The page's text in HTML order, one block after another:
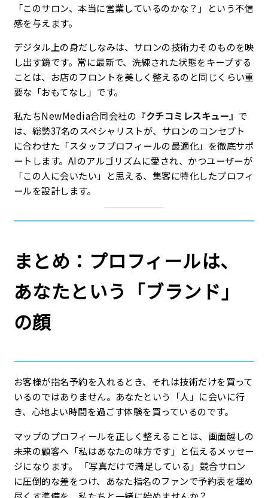
「このサロン、本当に営業しているのかな？」という不信
感を与えます。
デジタル上の身だしなみは、サロンの技術力そのものを映
し出す鏡です。常に最新で、洗練された状態をキープする
ことは、お店のフロントを美しく整えるのと同じくらい重
要な「おもてなし」です。
私たちNewMedia合同会社の『クチコミレスキュー』で
は、総勢37名のスペシャリストが、サロンのコンセプト
に合わせた「スタッフプロフィールの最適化」を徹底サポ
ートします。AIのアルゴリズムに愛され、かつユーザーが
「この人に会いたい」と思える、集客に特化したプロフィ
ールを設計します。
まとめ：プロフィールは、
あなたという「ブランド」
の顔
お客様が指名予約を入れるとき、それは技術だけを買って
いるのではありません。あなたという「人」に会いに行
き、心地よい時間を過ごす体験を買っているのです。
マップのプロフィールを正しく整えることは、画面越しの
未来の顧客へ「私はあなたの味方です」と伝えるメッセー
ジになります。 「写真だけで満足している」競合サロン
に圧倒的な差をつけ、あなた指名のファンで予約表を埋め